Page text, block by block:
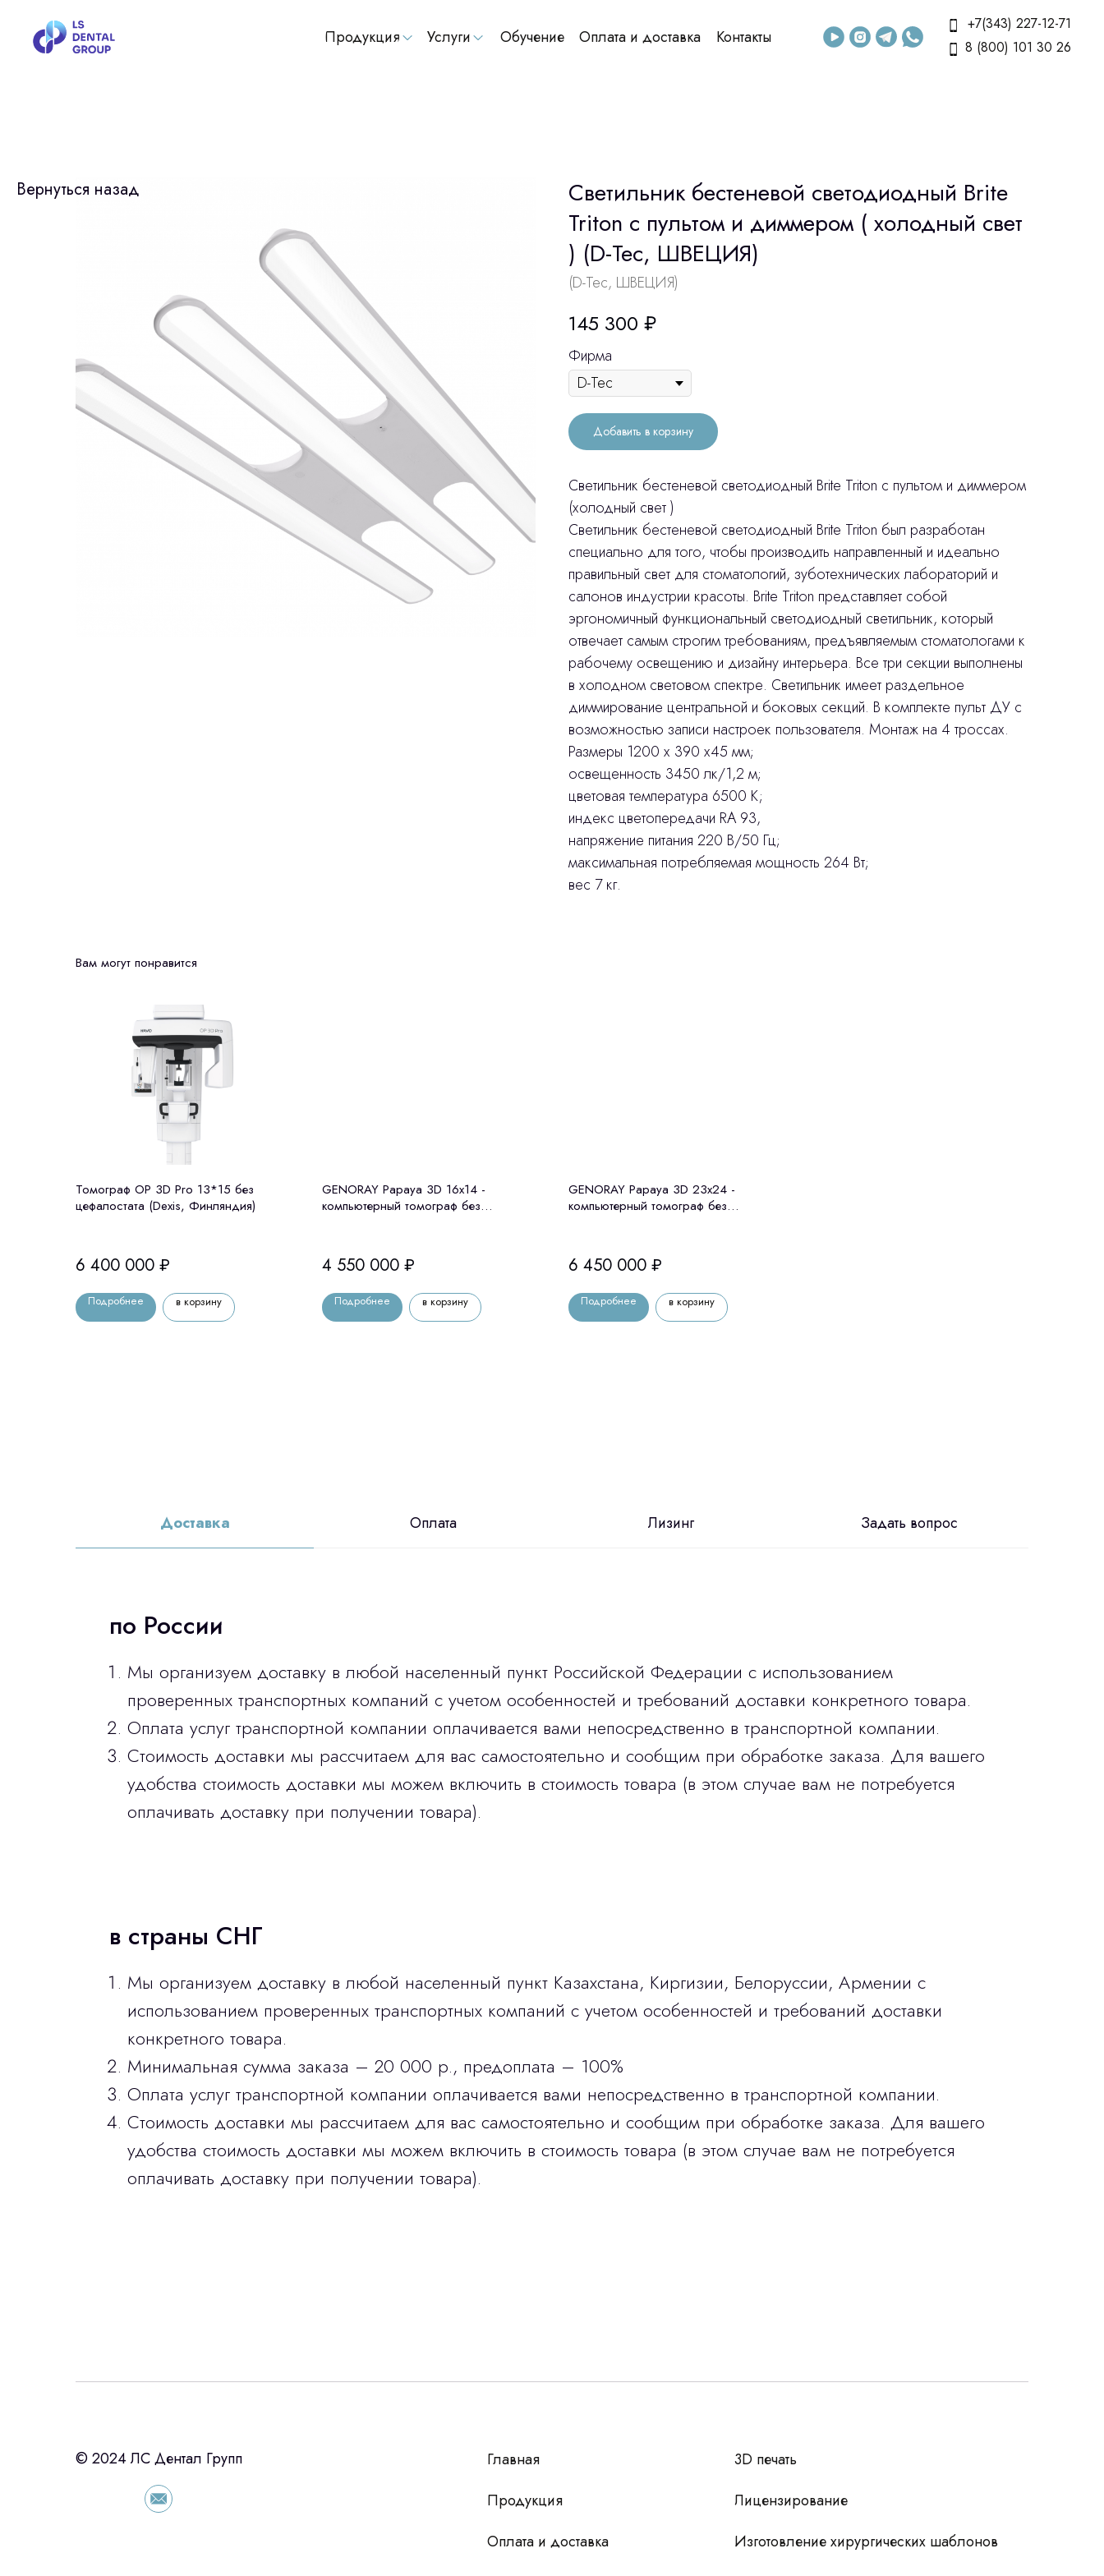
Обучение
Продукция Услуги Оплата и доставка Контакты
+7(343) 227-12-71
8 (800) 101 30 26
Вернуться назад
Светильник бестеневой светодиодный Brite
Triton c пультом и диммером ( холодный свет
) (D-Tec, ШВЕЦИЯ)
(D-Tec, ШВЕЦИЯ)
145 300 ₽
Фирма
Добавить в корзину
Светильник бестеневой светодиодный Brite Triton c пультом и диммером
(холодный свет )
Светильник бестеневой светодиодный Brite Triton был разработан
специально для того, чтобы производить направленный и идеально
правильный свет для стоматологий, зуботехнических лабораторий и
салонов индустрии красоты. Brite Triton представляет собой
эргономичный функциональный светодиодный светильник, который
отвечает самым строгим требованиям, предъявляемым стоматологами к
рабочему освещению и дизайну интерьера. Все три секции выполнены
в холодном световом спектре. Светильник имеет раздельное
диммирование центральной и боковых секций. В комплекте пульт ДУ с
возможностью записи настроек пользователя. Монтаж на 4 троссах.
Размеры 1200 х 390 х45 мм;
освещенность 3450 лк/1,2 м;
цветовая температура 6500 К;
индекс цветопередачи RA 93,
напряжение питания 220 В/50 Гц;
максимальная потребляемая мощность 264 Вт;
вес 7 кг.
Вам могут понравится
Томограф OP 3D Pro 13*15 без
цефалостата (Dexis, Финляндия)
6 400 000 ₽
Подробнее в корзину
GENORAY Papaya 3D 16x14 -
компьютерный томограф без
4 550 000 ₽
Подробнее в корзину
GENORAY Papaya 3D 23x24 -
компьютерный томограф без
6 450 000 ₽
Подробнее в корзину
Доставка Оплата Лизинг Задать вопрос
по России
Мы организуем доставку в любой населенный пункт Российской Федерации с использованием
проверенных транспортных компаний с учетом особенностей и требований доставки конкретного товара.
Оплата услуг транспортной компании оплачивается вами непосредственно в транспортной компании.
Стоимость доставки мы рассчитаем для вас самостоятельно и сообщим при обработке заказа. Для вашего
удобства стоимость доставки мы можем включить в стоимость товара (в этом случае вам не потребуется
оплачивать доставку при получении товара).
в страны СНГ
Мы организуем доставку в любой населенный пункт Казахстана, Киргизии, Белоруссии, Армении с
использованием проверенных транспортных компаний с учетом особенностей и требований доставки
конкретного товара.
Минимальная сумма заказа – 20 000 р., предоплата – 100%
Оплата услуг транспортной компании оплачивается вами непосредственно в транспортной компании.
Стоимость доставки мы рассчитаем для вас самостоятельно и сообщим при обработке заказа. Для вашего
удобства стоимость доставки мы можем включить в стоимость товара (в этом случае вам не потребуется
оплачивать доставку при получении товара).
Остались вопросы
с помощью нашего партнера ООО «Уралпромлизинг»
подберем выгодные условия по лизингу
оборудования, просто оставьте контакты чтобы мы
© 2024 ЛС Дентал Групп
Главная
Продукция
3D печать
Лицензирование
Изготовление хирургических шаблонов
Оплата и доставка